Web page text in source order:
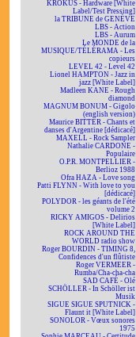
KROKUS - Hardware [White
Label/Test Pressing]
la TRIBUNE de GENÈVE
LBS - Action
LBS - Aurum
Le MONDE de la
MUSIQUE/TÉLÉRAMA - Les
copieurs
LEVEL 42 - Level 42
Lionel HAMPTON - Jazz in
jazz [White Label]
Madleen KANE - Rough
diamond
MAGNUM BONUM - Gigolo
(english version)
Maurice BITTER - Chants et
danses d'Argentine [dédicacé]
MAXELL - Rock Sampler
Nathalie CARDONE -
Populaire
O.P.R. MONTPELLIER -
Berlioz 1988
Ofra HAZA - Love song
Patti FLYNN - With love to you
[dédicacé]
POLYDOR - les géants de l'été
volume 2
RICKY AMIGOS - Delirios
[White Label]
ROCK AROUND THE
WORLD radio show
Roger BOURDIN - TIMING 8,
Confidences d'un flûtiste
Roger VERMEER -
Rumba/Cha-cha-cha
SAD CAFÉ - Olé
SCHÖLLER - In Schöller ist
Musik
SIGUE SIGUE SPUTNICK -
Flaunt it [White Label]
SONOLOR - Vœux sonores
1975